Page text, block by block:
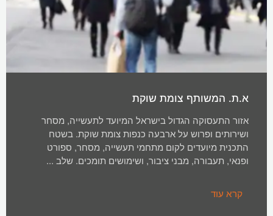
א.ת. המשותף צומת שוקת
אזור התעסוקה הגדול בישראל המיועד לתעשייה, מסחר
ושירותים ופרוש על ארבעה כנפות צומת שוקת. בשטח
התכנית מיועדים לקום מתחמי תעשייה, מסחר, ספורט
ופנאי, תעבורה, מבני ציבור, ושימושים תומכים. שלב ...
קרא עוד